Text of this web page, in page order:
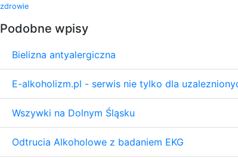
zdrowie
Podobne wpisy
Bielizna antyalergiczna
E-alkoholizm.pl - serwis nie tylko dla
Wszywki na Dolnym Śląsku
Odtrucia Alkoholowe z badaniem EKG